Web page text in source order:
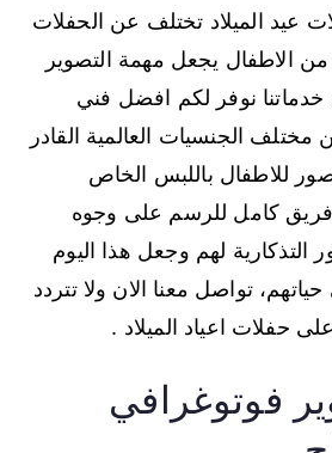
عيد الميلاد تختلف عن الحفلات
من الاطفال يجعل مهمة التصوير
خدماتنا نوفر لكم افضل فني
الجنسيات العالمية القادر
للاطفال باللبس الخاص
فريق كامل للرسم على وجوه
التذكارية لهم وجعل هذا اليوم
تواصل معنا الان ولا تتردد
حفلات اعياد الميلاد .
فوتوغرافي